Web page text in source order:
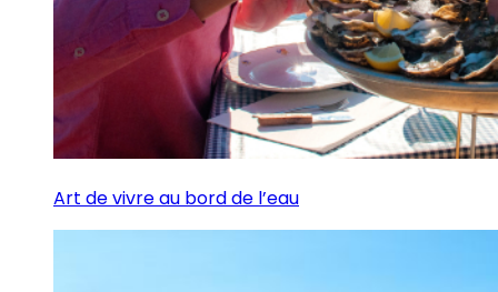
Art de vivre au bord de l’eau